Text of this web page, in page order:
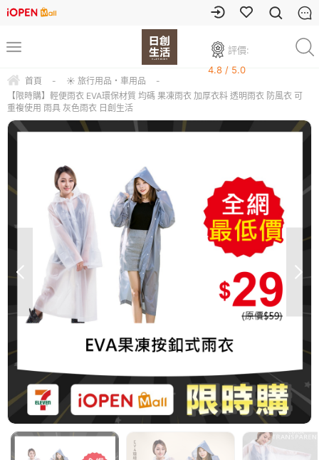
評價:
4.8 / 5.0
首頁 - ☀ 旅行用品・車用品
-
【限時購】輕便雨衣 EVA環保材質 均碼 果凍雨衣 加厚衣料 透明雨衣 防風衣 可
重複使用 雨具 灰色雨衣 日創生活